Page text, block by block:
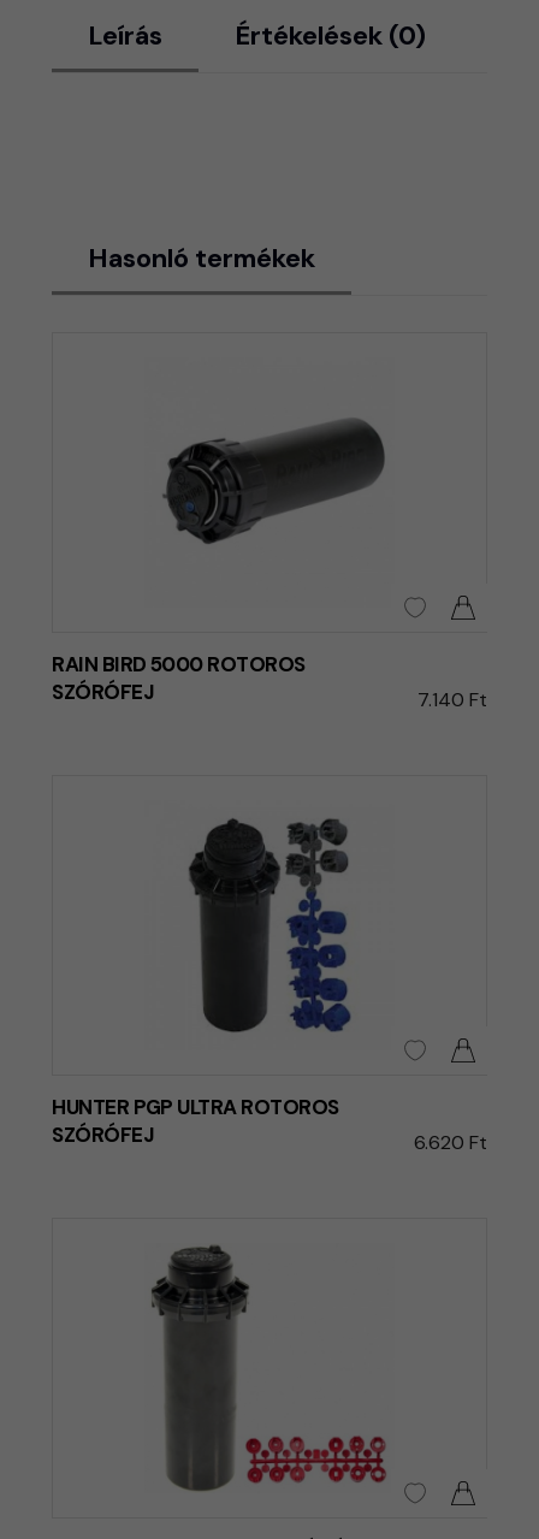
Leírás Értékelések (0)
Hasonló termékek
RAIN BIRD 5000 ROTOROS
SZÓRÓFEJ
7.140 Ft
HUNTER PGP ULTRA ROTOROS
SZÓRÓFEJ
6.620 Ft